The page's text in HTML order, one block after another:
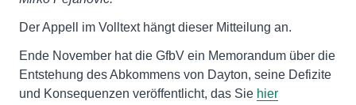
Der Appell im Volltext hängt dieser Mitteilung an.
Ende November hat die GfbV ein Memorandum über die
Entstehung des Abkommens von Dayton, seine Defizite
und Konsequenzen veröffentlicht, das Sie hier